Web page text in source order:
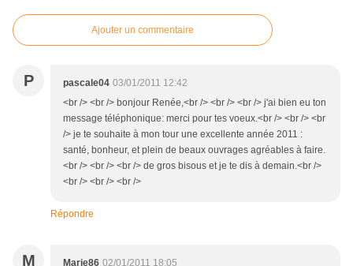
Ajouter un commentaire
P pascale04 03/01/2011 12:42
<br /> <br /> bonjour Renée,<br /> <br /> <br /> j'ai bien eu ton
message téléphonique: merci pour tes voeux.<br /> <br /> <br
/> je te souhaite à mon tour une excellente année 2011 :
santé, bonheur, et plein de beaux ouvrages agréables à faire.
<br /> <br /> <br /> de gros bisous et je te dis à demain.<br />
<br /> <br /> <br />
Répondre
M Marie86 02/01/2011 18:05